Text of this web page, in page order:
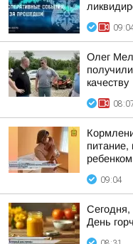
Олег
качеству
питание,
ребенком
09:04
Сегодня,
День